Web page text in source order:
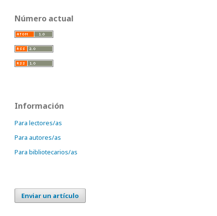
Número actual
Información
Para lectores/as
Para autores/as
Para bibliotecarios/as
Enviar un artículo